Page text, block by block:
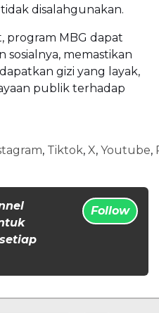
disalahgunakan.
program MBG dapat
sosialnya, memastikan
gizi yang layak,
publik terhadap
, Tiktok, X, Youtube,
Follow